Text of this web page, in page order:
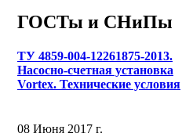
ГОСТы и СНиПы
ТУ 4859-004-12261875-2013.
Насосно-счетная установка
Vortex. Технические условия
08 Июня 2017 г.